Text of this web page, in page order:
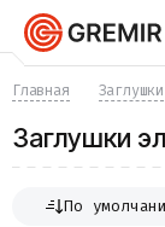
Трубы
Хомуты
Фланцы
Главная Заглушки
Заглушки
По